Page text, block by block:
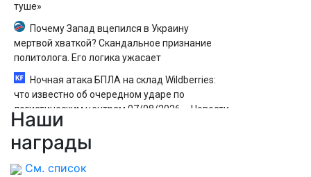
туше»
Почему Запад вцепился в Украину
мертвой хваткой? Скандальное признание
политолога. Его логика ужасает
Ночная атака БПЛА на склад Wildberries:
что известно об очередном ударе по
логистическим центрам 07/08/2026 – Новости
метро
Наши
награды
См. список